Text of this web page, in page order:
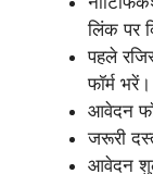
लिंक पर
पहले
फॉर्म भरें।
आवेदन
जरूरी
आवेदन